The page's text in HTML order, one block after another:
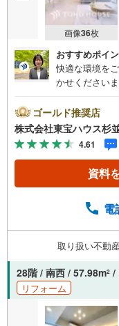
画像36枚
おすすめポイ
快適な環境を
かせください
「未来カレン
自宅リフォー
ブ」。・ 不動
CG加工ホーム
理士による確
◆ご予約に際
（居住中物件
案内が可能と
◆物件のご案
え・最寄駅で
ち合わせなど
伝え頂けまし
参ります。も
きます。
ゴールド推奨店
株式会社東宝ハウス杉
4.61
資料
電
取り扱い不動
28階 / 南西 / 57.98m2 /
リフォーム